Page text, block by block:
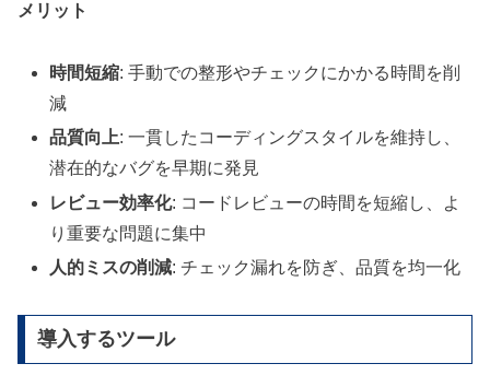
メリット
時間短縮: 手動での整形やチェックにかかる時間を削
減
品質向上: 一貫したコーディングスタイルを維持し、
潜在的なバグを早期に発見
レビュー効率化: コードレビューの時間を短縮し、よ
り重要な問題に集中
人的ミスの削減: チェック漏れを防ぎ、品質を均一化
導入するツール